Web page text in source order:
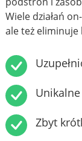
Wiele działań
ale też eliminuje
Zbyt